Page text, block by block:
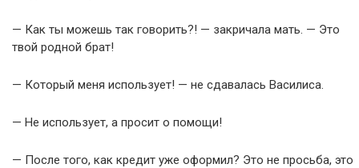
— Как ты можешь так говорить?! — закричала мать. — Это
твой родной брат!
— Который меня использует! — не сдавалась Василиса.
— Не использует, а просит о помощи!
— После того, как кредит уже оформил? Это не просьба, это